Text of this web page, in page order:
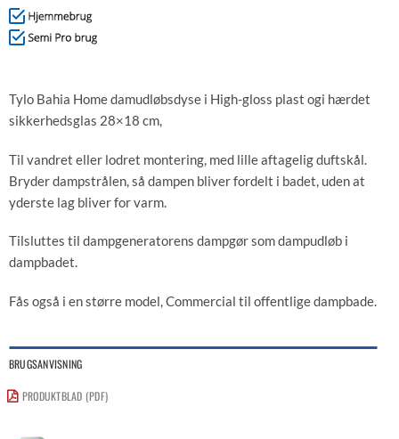
Tylo Bahia Home damudløbsdyse i High-gloss plast ogi hærdet
sikkerhedsglas 28×18 cm,
Til vandret eller lodret montering, med lille aftagelig duftskål.
Bryder dampstrålen, så dampen bliver fordelt i badet, uden at
yderste lag bliver for varm.
Tilsluttes til dampgeneratorens dampgør som dampudløb i
dampbadet.
Fås også i en større model, Commercial til offentlige dampbade.
BRUGSANVISNING
PRODUKTBLAD (PDF)